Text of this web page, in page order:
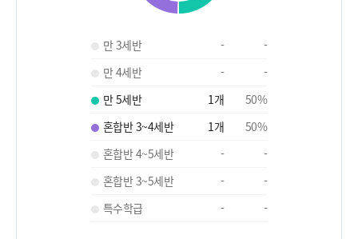
만 3세반 -
-
만 4세반
-
-
만 5세반
1개 50%
혼합반 3~4세반
1개 50%
혼합반 4~5세반
-
-
혼합반 3~5세반
-
-
특수학급
- -